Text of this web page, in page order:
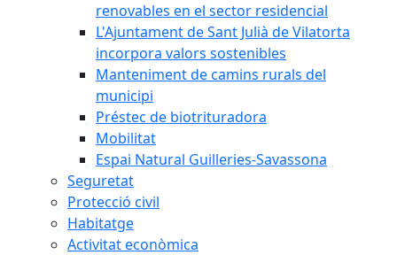
renovables en el sector residencial
L'Ajuntament de Sant Julià de Vilatorta
incorpora valors sostenibles
Manteniment de camins rurals del
municipi
Préstec de biotrituradora
Mobilitat
Espai Natural Guilleries-Savassona
Seguretat
Protecció civil
Habitatge
Activitat econòmica